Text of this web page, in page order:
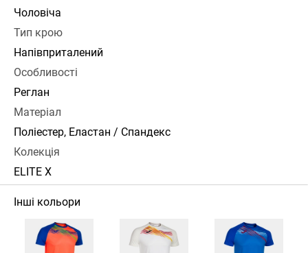
Чоловіча
Тип крою
Напівприталений
Особливості
Реглан
Матеріал
Поліестер, Еластан / Спандекс
Колекція
ELITE X
Інші кольори